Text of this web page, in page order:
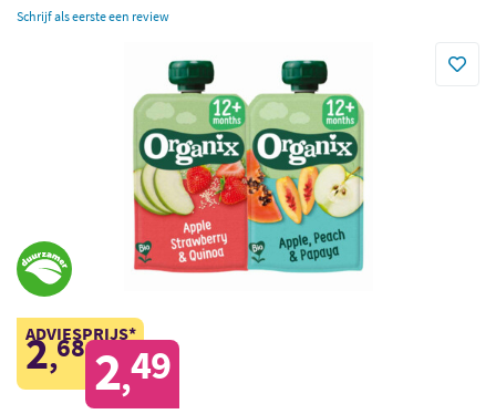
Schrijf als eerste een review
ADVIESPRIJS*
2,68 2,49